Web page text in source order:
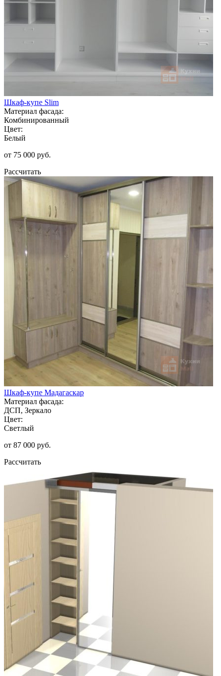
Шкаф-купе Slim
Материал фасада:
Комбинированный
Цвет:
Белый
от 75 000 руб.
Рассчитать
Шкаф-купе Мадагаскар
Материал фасада:
ДСП, Зеркало
Цвет:
Светлый
от 87 000 руб.
Рассчитать